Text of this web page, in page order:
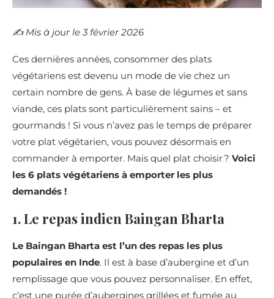
✍️​ Mis à jour le 3 février 2026
Ces dernières années, consommer des plats
végétariens est devenu un mode de vie chez un
certain nombre de gens. À base de légumes et sans
viande, ces plats sont particulièrement sains – et
gourmands ! Si vous n’avez pas le temps de préparer
votre plat végétarien, vous pouvez désormais en
commander à emporter. Mais quel plat choisir ? Voici
les 6 plats végétariens à emporter les plus
demandés !
1. Le repas indien Baingan Bharta
Le Baingan Bharta est l’un des repas les plus
populaires en Inde. Il est à base d’aubergine et d’un
remplissage que vous pouvez personnaliser. En effet,
c’est une purée d’aubergines grillées et fumée au